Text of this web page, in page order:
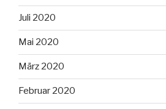
Juli 2020
Mai 2020
März 2020
Februar 2020